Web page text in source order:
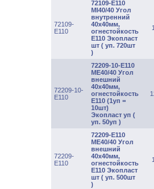
72109-
E110
72109-E110
MI40/40 Угол
внутренний
40х40мм,
огнестойкость
Е110 Экопласт
шт ( уп. 720шт
)
72209-10-
E110
72209-10-E110
ME40/40 Угол
внешний
40х40мм,
огнестойкость
Е110 (1уп =
10шт)
Экопласт уп (
уп. 50уп )
72209-
E110
72209-E110
ME40/40 Угол
внешний
40х40мм,
огнестойкость
Е110 Экопласт
шт ( уп. 500шт
)